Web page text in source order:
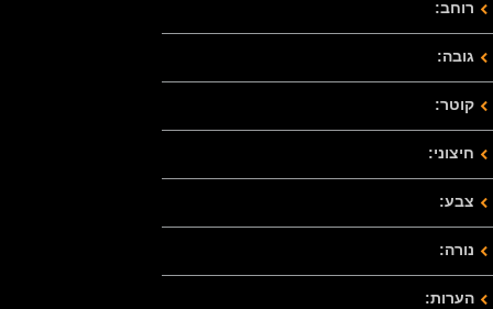
רוחב:
גובה:
קוטר:
חיצוני:
צבע:
נורה:
הערות: